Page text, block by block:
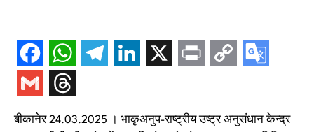
बीकानेर 24.03.2025 । भाकृअनुप-राष्‍ट्रीय उष्‍ट्र अनुसंधान केन्‍द्र